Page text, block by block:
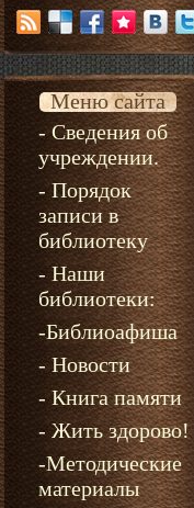
Меню сайта
- Сведения об
учреждении.
- Порядок
записи в
библиотеку
- Наши
библиотеки:
-Библиоафиша
- Новости
- Книга памяти
- Жить здорово!
-Методические
материалы